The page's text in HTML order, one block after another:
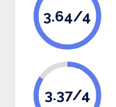
3.64/4
3.37/4